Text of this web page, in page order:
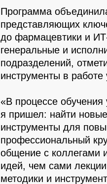
Программа
представляющих
до фармацевтики и
генеральные и
подразделений,
инструменты в
«В процессе
я пришел: найти
инструменты для
профессиональный
общение с коллегами
идей, чем сами
методики и